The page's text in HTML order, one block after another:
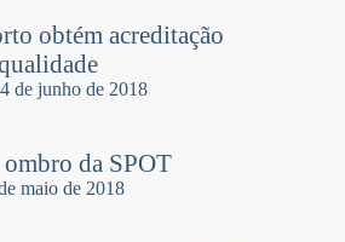
obtém acreditação
de junho de 2018
da SPOT
maio de 2018